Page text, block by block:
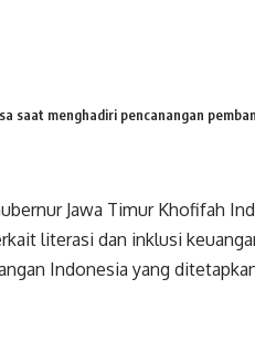
saat menghadiri pencanangan
Jawa Timur Khofifah
literasi dan inklusi
Indonesia yang